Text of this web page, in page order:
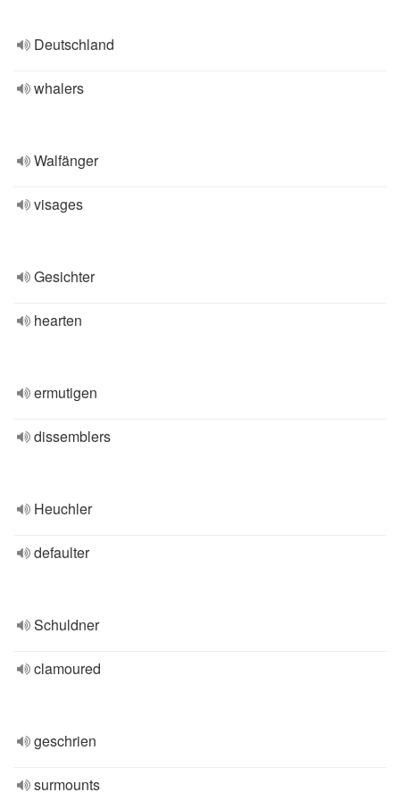
Deutschland
whalers
Walfänger
visages
Gesichter
hearten
ermutigen
dissemblers
Heuchler
defaulter
Schuldner
clamoured
geschrien
surmounts